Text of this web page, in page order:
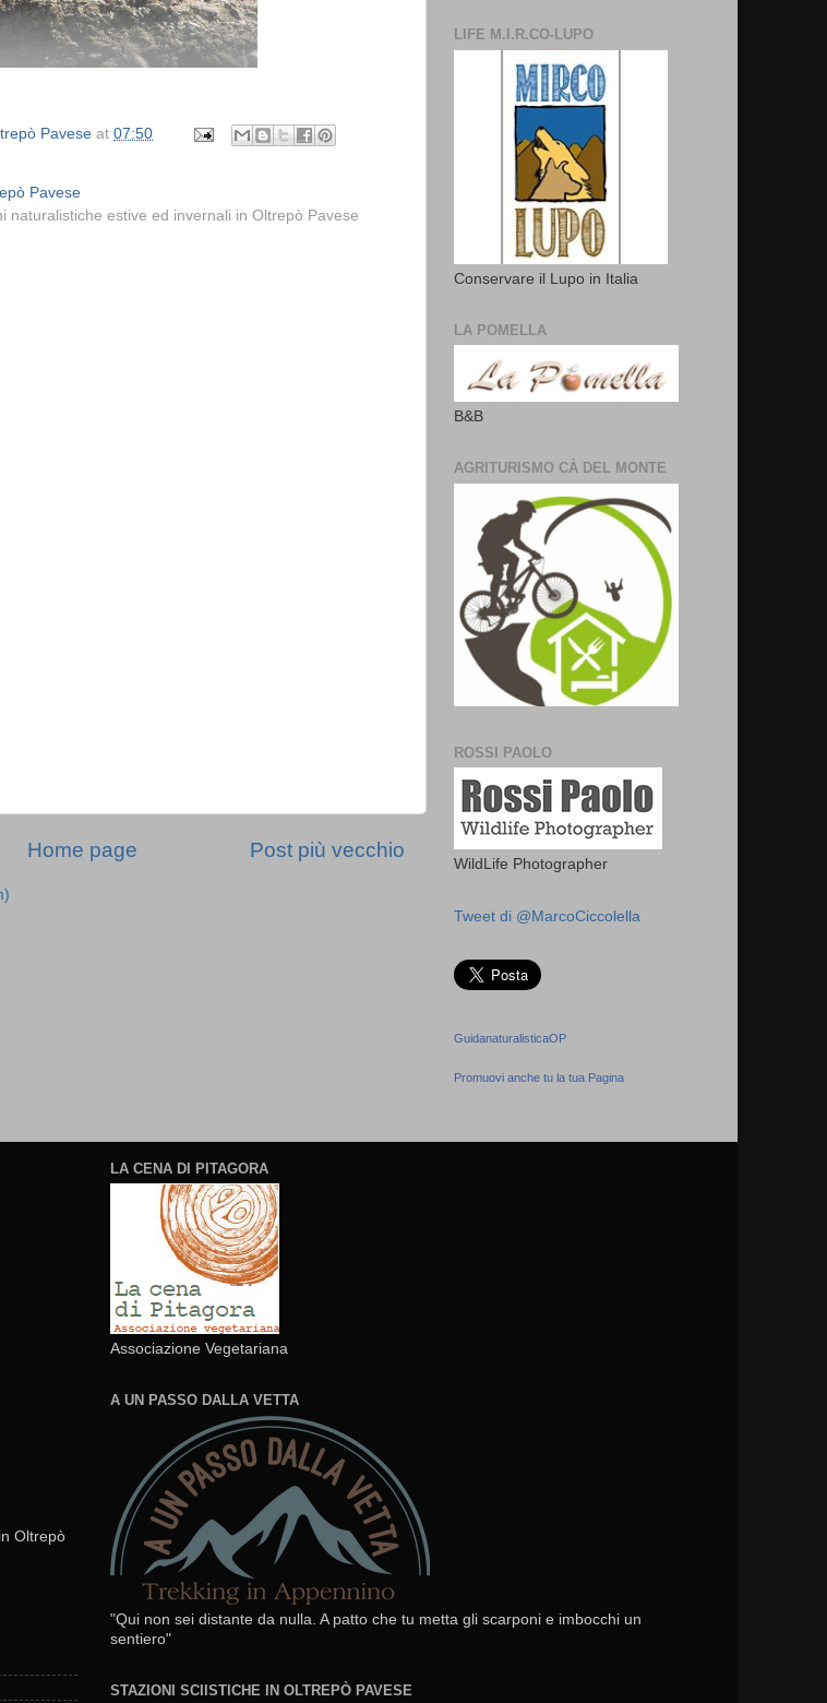
Pavese at 07:50
Pavese
naturalistiche estive ed invernali in Oltrepò Pavese
Post più vecchio
Home page
LIFE M.I.R.CO-LUPO
Conservare il Lupo in Italia
LA POMELLA
B&B
AGRITURISMO CÀ DEL MONTE
ROSSI PAOLO
WildLife Photographer
Tweet di @MarcoCiccolella
GuidanaturalisticaOP
Promuovi anche tu la tua Pagina
Oltrepò
LA CENA DI PITAGORA
Associazione Vegetariana
A UN PASSO DALLA VETTA
"Qui non sei distante da nulla. A patto che tu metta gli scarponi e imbocchi un
sentiero"
STAZIONI SCIISTICHE IN OLTREPÒ PAVESE